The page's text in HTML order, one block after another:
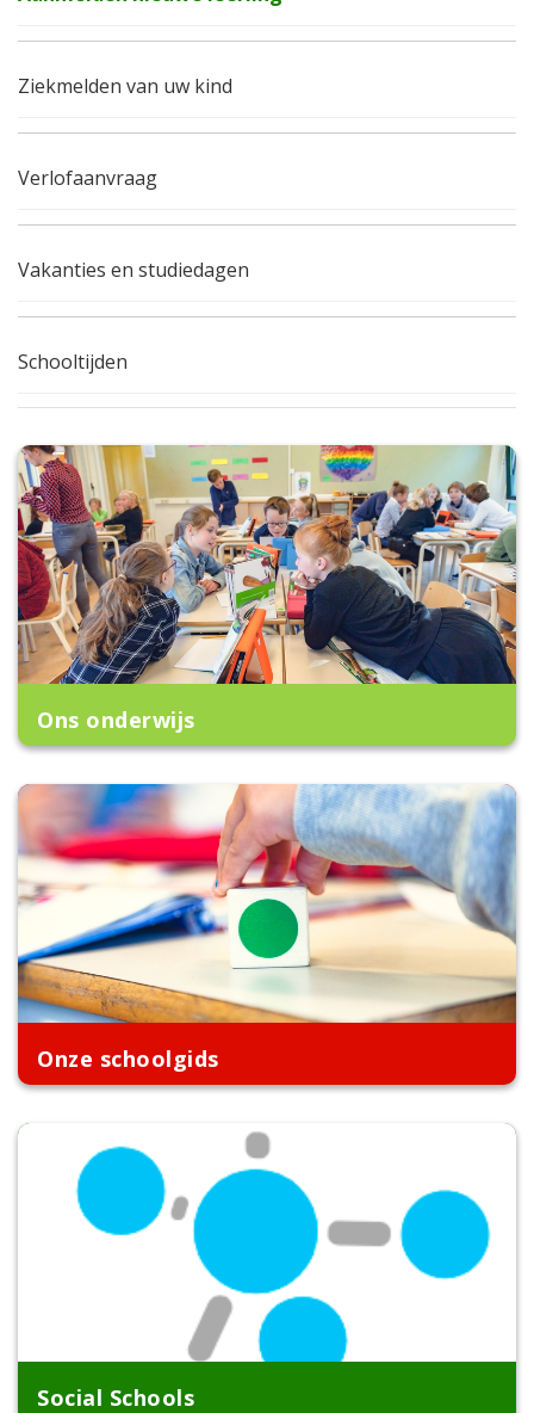
Ziekmelden van uw kind
Verlofaanvraag
Vakanties en studiedagen
Schooltijden
Ons onderwijs
Onze schoolgids
Social Schools